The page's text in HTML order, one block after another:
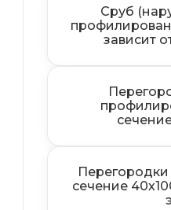
Сруб
зависит
Перегородки
сечение